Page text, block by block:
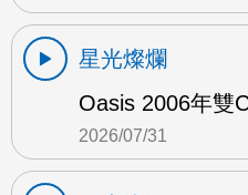
星光燦爛
Oasis 2006年雙
2026/07/31